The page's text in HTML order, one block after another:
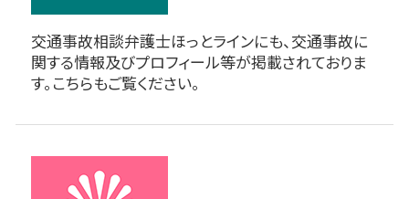
交通事故相談弁護士ほっとラインにも、交通事故に
関する情報及びプロフィール等が掲載されておりま
す。こちらもご覧ください。